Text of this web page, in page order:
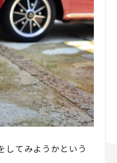
してみようかという
ー｜Mazda Roadster